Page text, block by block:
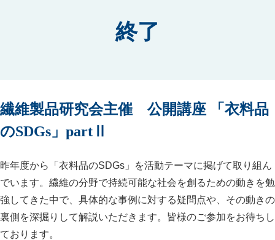
終了
繊維製品研究会主催 公開講座 「衣料品
のSDGs」partⅡ
昨年度から「衣料品のSDGs」を活動テーマに掲げて取り組ん
でいます。繊維の分野で持続可能な社会を創るための動きを勉
強してきた中で、具体的な事例に対する疑問点や、その動きの
裏側を深掘りして解説いただきます。皆様のご参加をお待ちし
ております。